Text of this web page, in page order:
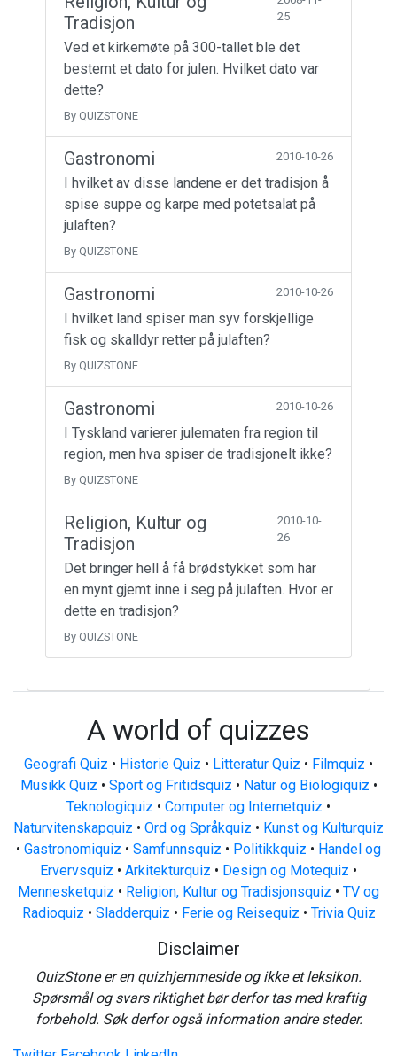
Tradisjon
25
Ved et kirkemøte på 300-tallet ble det
bestemt et dato for julen. Hvilket dato var
dette?
By QUIZSTONE
Gastronomi 2010-10-26
I hvilket av disse landene er det tradisjon å
spise suppe og karpe med potetsalat på
julaften?
By QUIZSTONE
Gastronomi 2010-10-26
I hvilket land spiser man syv forskjellige
fisk og skalldyr retter på julaften?
By QUIZSTONE
Gastronomi 2010-10-26
I Tyskland varierer julematen fra region til
region, men hva spiser de tradisjonelt ikke?
By QUIZSTONE
Religion, Kultur og
Tradisjon
2010-10-
26
Det bringer hell å få brødstykket som har
en mynt gjemt inne i seg på julaften. Hvor er
dette en tradisjon?
By QUIZSTONE
A world of quizzes
Geografi Quiz • Historie Quiz • Litteratur Quiz • Filmquiz •
Musikk Quiz • Sport og Fritidsquiz • Natur og Biologiquiz •
Teknologiquiz • Computer og Internetquiz •
Naturvitenskapquiz • Ord og Språkquiz • Kunst og Kulturquiz
• Gastronomiquiz • Samfunnsquiz • Politikkquiz • Handel og
Ervervsquiz • Arkitekturquiz • Design og Motequiz •
Mennesketquiz • Religion, Kultur og Tradisjonsquiz • TV og
Radioquiz • Sladderquiz • Ferie og Reisequiz • Trivia Quiz
Disclaimer
QuizStone er en quizhjemmeside og ikke et leksikon.
Spørsmål og svars riktighet bør derfor tas med kraftig
forbehold. Søk derfor også information andre steder.